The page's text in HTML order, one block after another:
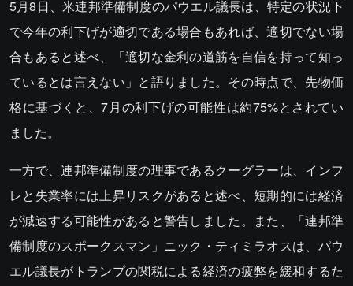
5月8日、米連邦準備制度のパウエル議長は、特定の状況下
で今年の利下げが適切である場合もあれば、適切でない場
合もあると述べ、「適切な金利の道筋を自信を持って知っ
ているとは言えない」と語りました。その時点で、先物価
格に基づくと、7月の利下げの可能性は約75%とされてい
ました。
一方で、連邦準備制度の理事であるクーグラーは、インフ
レと失業率には上昇リスクがあると述べ、短期的には経済
が減速する可能性があると警告しました。また、「連邦準
備制度のスポークスマン」ニック・ティミラオスは、パウ
エル議長がトランプの関税による経済の疲弊を緩和するた